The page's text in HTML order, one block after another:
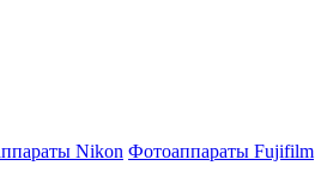
Nikon Фотоаппараты Fujifilm